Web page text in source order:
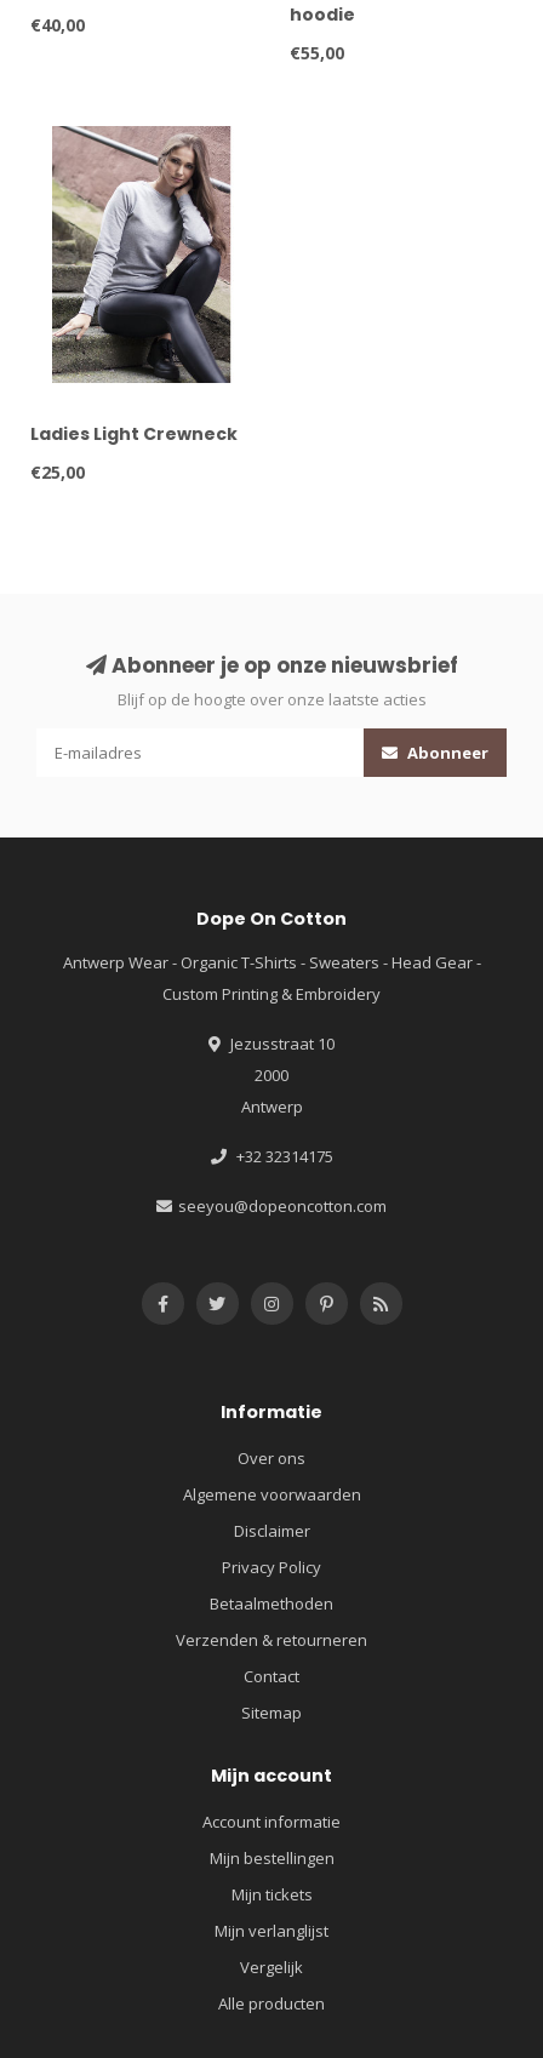
€40,00
hoodie
€55,00
Ladies Light Crewneck
€25,00
Abonneer je op onze nieuwsbrief
Blijf op de hoogte over onze laatste acties
Abonneer
Dope On Cotton
Antwerp Wear - Organic T-Shirts - Sweaters - Head Gear -
Custom Printing & Embroidery
Jezusstraat 10
2000
Antwerp
+32 32314175
seeyou@dopeoncotton.com
Informatie
Over ons
Algemene voorwaarden
Disclaimer
Privacy Policy
Betaalmethoden
Verzenden & retourneren
Contact
Sitemap
Mijn account
Account informatie
Mijn bestellingen
Mijn tickets
Mijn verlanglijst
Vergelijk
Alle producten